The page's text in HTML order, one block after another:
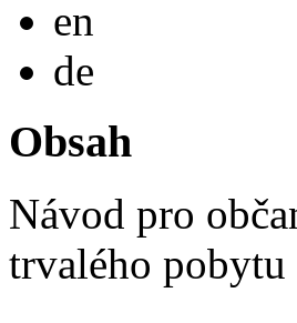
en
de
Obsah
Návod pro
trvalého pobytu